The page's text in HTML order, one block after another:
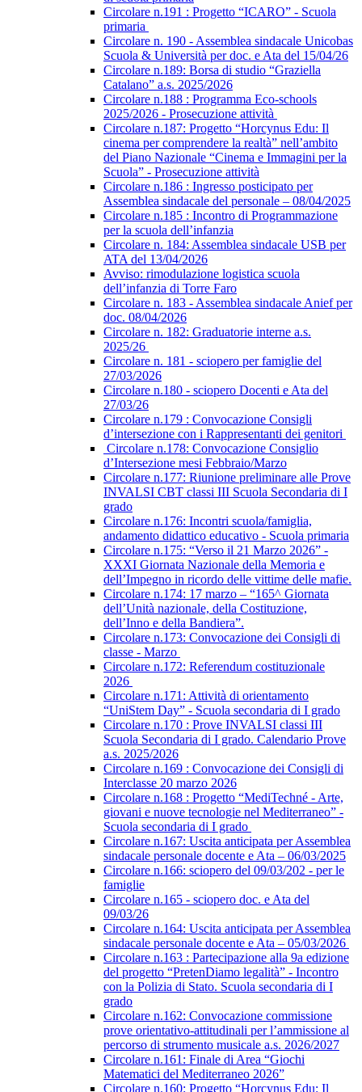
Circolare n.191 : Progetto “ICARO” - Scuola
primaria
Circolare n. 190 - Assemblea sindacale Unicobas
Scuola & Università per doc. e Ata del 15/04/26
Circolare n.189: Borsa di studio “Graziella
Catalano” a.s. 2025/2026
Circolare n.188 : Programma Eco-schools
2025/2026 - Prosecuzione attività
Circolare n.187: Progetto “Horcynus Edu: Il
cinema per comprendere la realtà” nell’ambito
del Piano Nazionale “Cinema e Immagini per la
Scuola” - Prosecuzione attività
Circolare n.186 : Ingresso posticipato per
Assemblea sindacale del personale – 08/04/2025
Circolare n.185 : Incontro di Programmazione
per la scuola dell’infanzia
Circolare n. 184: Assemblea sindacale USB per
ATA del 13/04/2026
Avviso: rimodulazione logistica scuola
dell’infanzia di Torre Faro
Circolare n. 183 - Assemblea sindacale Anief per
doc. 08/04/2026
Circolare n. 182: Graduatorie interne a.s.
2025/26
Circolare n. 181 - sciopero per famiglie del
27/03/2026
Circolare n.180 - sciopero Docenti e Ata del
27/03/26
Circolare n.179 : Convocazione Consigli
d’intersezione con i Rappresentanti dei genitori
Circolare n.178: Convocazione Consiglio
d’Intersezione mesi Febbraio/Marzo
Circolare n.177: Riunione preliminare alle Prove
INVALSI CBT classi III Scuola Secondaria di I
grado
Circolare n.176: Incontri scuola/famiglia,
andamento didattico educativo - Scuola primaria
Circolare n.175: “Verso il 21 Marzo 2026” -
XXXI Giornata Nazionale della Memoria e
dell’Impegno in ricordo delle vittime delle mafie.
Circolare n.174: 17 marzo – “165^ Giornata
dell’Unità nazionale, della Costituzione,
dell’Inno e della Bandiera”.
Circolare n.173: Convocazione dei Consigli di
classe - Marzo
Circolare n.172: Referendum costituzionale
2026
Circolare n.171: Attività di orientamento
“UniStem Day” - Scuola secondaria di I grado
Circolare n.170 : Prove INVALSI classi III
Scuola Secondaria di I grado. Calendario Prove
a.s. 2025/2026
Circolare n.169 : Convocazione dei Consigli di
Interclasse 20 marzo 2026
Circolare n.168 : Progetto “MediTechné - Arte,
giovani e nuove tecnologie nel Mediterraneo” -
Scuola secondaria di I grado
Circolare n.167: Uscita anticipata per Assemblea
sindacale personale docente e Ata – 06/03/2025
Circolare n.166: sciopero del 09/03/202 - per le
famiglie
Circolare n.165 - sciopero doc. e Ata del
09/03/26
Circolare n.164: Uscita anticipata per Assemblea
sindacale personale docente e Ata – 05/03/2026
Circolare n.163 : Partecipazione alla 9a edizione
del progetto “PretenDiamo legalità” - Incontro
con la Polizia di Stato. Scuola secondaria di I
grado
Circolare n.162: Convocazione commissione
prove orientativo-attitudinali per l’ammissione al
percorso di strumento musicale a.s. 2026/2027
Circolare n.161: Finale di Area “Giochi
Matematici del Mediterraneo 2026”
Circolare n.160: Progetto “Horcynus Edu: Il